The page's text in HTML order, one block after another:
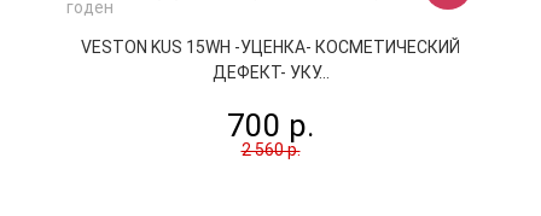
VESTON KUS 15WH -УЦЕНКА- КОСМЕТИЧЕСКИЙ
ДЕФЕКТ- УКУ...
700 р.
2 560 р.